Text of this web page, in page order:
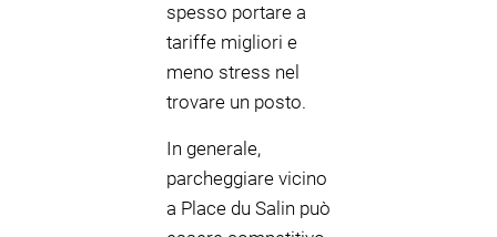
spesso portare a
tariffe migliori e
meno stress nel
trovare un posto.
In generale,
parcheggiare vicino
a Place du Salin può